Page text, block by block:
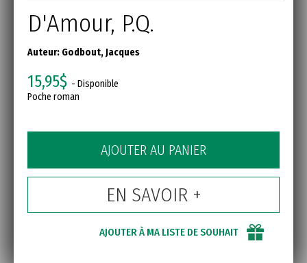
D'Amour, P.Q.
Auteur: Godbout, Jacques
15,95$ - Disponible
Poche roman
AJOUTER AU PANIER
EN SAVOIR +
AJOUTER À MA LISTE DE SOUHAIT